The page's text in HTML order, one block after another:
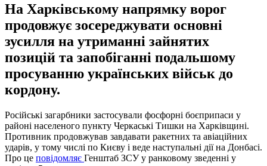
На Харківському напрямку ворог
продовжує зосереджувати основні
зусилля на утриманні зайнятих
позицій та запобіганні подальшому
просуванню українських військ до
кордону.
Російські загарбники застосували фосфорні боєприпаси у
районі населеного пункту Черкаські Тишки на Харківщині.
Противник продовжував завдавати ракетних та авіаційних
ударів, у тому числі по Києву і веде наступальні дії на Донбасі.
Про це повідомляє Генштаб ЗСУ у ранковому зведенні у